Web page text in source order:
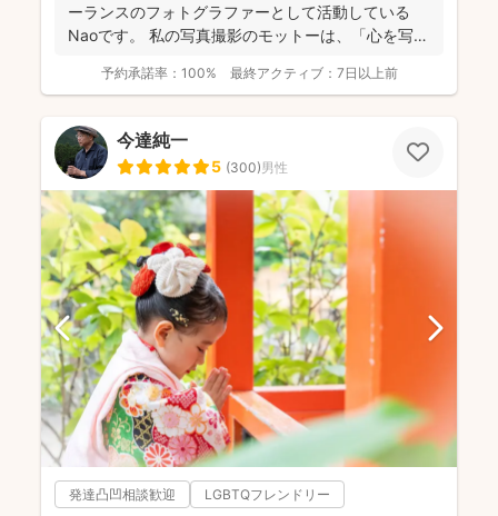
ーランスのフォトグラファーとして活動している
Naoです。 私の写真撮影のモットーは、「心を写
予約承諾率： 100% 最終アクティブ： 7日以上前
今達純一
5 (300)男性
発達凸凹相談歓迎 LGBTQフレンドリー